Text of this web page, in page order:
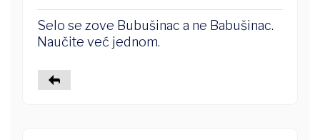
Selo se zove Bubušinac a ne Babušinac.
Naučite već jednom.